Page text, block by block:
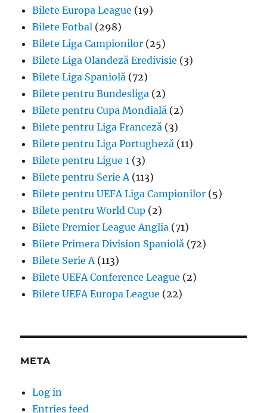
Bilete Europa League (19)
Bilete Fotbal (298)
Bilete Liga Campionilor (25)
Bilete Liga Olandeză Eredivisie (3)
Bilete Liga Spaniolă (72)
Bilete pentru Bundesliga (2)
Bilete pentru Cupa Mondială (2)
Bilete pentru Liga Franceză (3)
Bilete pentru Liga Portugheză (11)
Bilete pentru Ligue 1 (3)
Bilete pentru Serie A (113)
Bilete pentru UEFA Liga Campionilor (5)
Bilete pentru World Cup (2)
Bilete Premier League Anglia (71)
Bilete Primera Division Spaniolă (72)
Bilete Serie A (113)
Bilete UEFA Conference League (2)
Bilete UEFA Europa League (22)
META
Log in
Entries feed